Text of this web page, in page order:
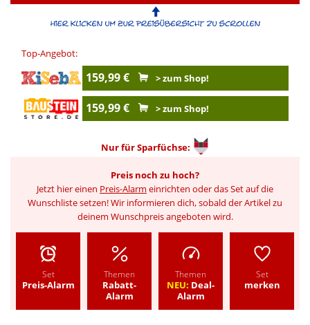
Top-Angebot:
159,99 € > zum Shop!
159,99 € > zum Shop!
Nur fürSparfüchse:
Preis noch zu hoch?
Jetzt hier einen Preis-Alarm einrichten oder das Set auf die
Wunschliste setzen! Wir informieren dich, sobald der Artikel zu
deinem Wunschpreis angeboten wird.
Set
Preis-Alarm
Themen
Rabatt-
Alarm
Themen
NEU: Deal-
Alarm
Set
merken